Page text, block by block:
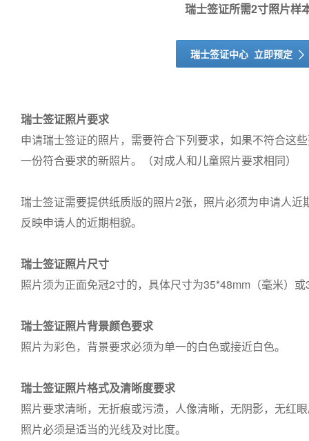
瑞士签证所需2寸照片样
瑞士签证中心 立即预定 ꀑ
瑞士签证照片要求
申请瑞士签证的照片，需要符合下列要求，如果不符合这
一份符合要求的新照片。（对成人和儿童照片要求相同）
瑞士签证需要提供纸质版的照片2张，照片必须为申请人
反映申请人的近期相貌。
瑞士签证照片尺寸
照片须为正面免冠2寸的，具体尺寸为35*48mm（毫米）
瑞士签证照片背景颜色要求
照片为彩色，背景要求必须为单一的白色或接近白色。
瑞士签证照片格式及清晰度要求
照片要求清晰，无折痕或污渍，人像清晰，无阴影，无红
照片必须是适当的光线及对比度。